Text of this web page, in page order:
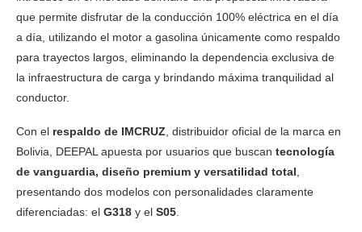
que permite disfrutar de la conducción 100% eléctrica en el día
a día, utilizando el motor a gasolina únicamente como respaldo
para trayectos largos, eliminando la dependencia exclusiva de
la infraestructura de carga y brindando máxima tranquilidad al
conductor.
Con el respaldo de IMCRUZ , distribuidor oficial de la marca en
Bolivia, DEEPAL apuesta por usuarios que buscan tecnología
de vanguardia, diseño premium y versatilidad total
presentando dos modelos con personalidades claramente
diferenciadas: el G318 y el S05